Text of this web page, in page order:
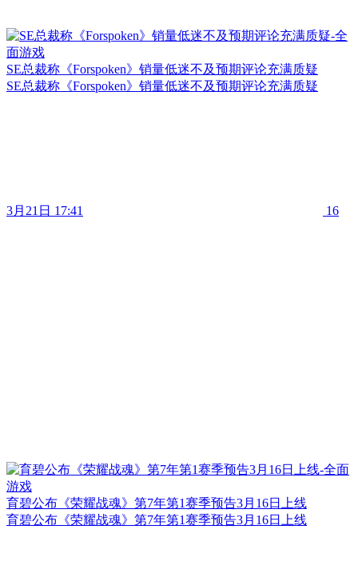
SE总裁称《Forspoken》销量低迷不及预期评论充满质疑
SE总裁称《Forspoken》销量低迷不及预期评论充满质疑
3月21日 17:41 16
育碧公布《荣耀战魂》第7年第1赛季预告3月16日上线
育碧公布《荣耀战魂》第7年第1赛季预告3月16日上线